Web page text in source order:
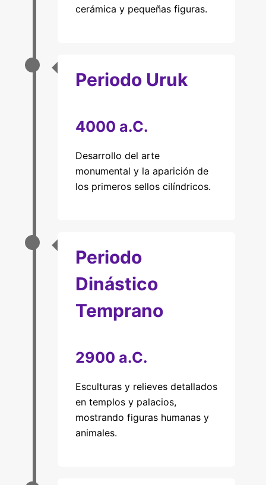
cerámica y pequeñas figuras.
Periodo Uruk
4000 a.C.
Desarrollo del arte
monumental y la aparición de
los primeros sellos cilíndricos.
Periodo
Dinástico
Temprano
2900 a.C.
Esculturas y relieves detallados
en templos y palacios,
mostrando figuras humanas y
animales.